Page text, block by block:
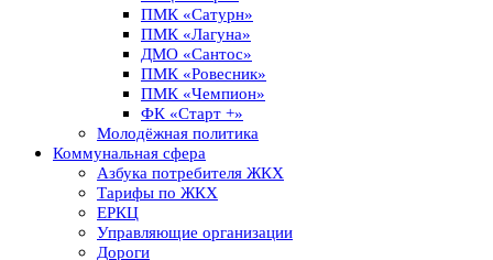
ПМК «Сатурн»
ПМК «Лагуна»
ДМО «Сантос»
ПМК «Ровесник»
ПМК «Чемпион»
ФК «Старт +»
Молодёжная политика
Коммунальная сфера
Азбука потребителя ЖКХ
Тарифы по ЖКХ
ЕРКЦ
Управляющие организации
Дороги